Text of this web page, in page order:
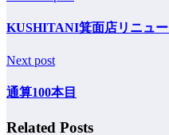
KUSHITANI箕面店リニュ
Next post
通算100本目
Related Posts